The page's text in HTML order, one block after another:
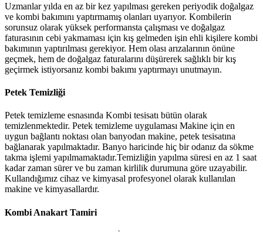
Uzmanlar yılda en az bir kez yapılması gereken periyodik doğalgaz
ve kombi bakımını yaptırmamış olanları uyarıyor. Kombilerin
sorunsuz olarak yüksek performansta çalışması ve doğalgaz
faturasının cebi yakmaması için kış gelmeden işin ehli kişilere kombi
bakımının yaptırılması gerekiyor. Hem olası arızalarının önüne
geçmek, hem de doğalgaz faturalarını düşürerek sağlıklı bir kış
geçirmek istiyorsanız kombi bakımı yaptırmayı unutmayın.
Petek Temizliği
Petek temizleme esnasında Kombi tesisatı bütün olarak
temizlenmektedir. Petek temizleme uygulaması Makine için en
uygun bağlantı noktası olan banyodan makine, petek tesisatına
bağlanarak yapılmaktadır. Banyo haricinde hiç bir odanız da sökme
takma işlemi yapılmamaktadır.Temizliğin yapılma süresi en az 1 saat
kadar zaman sürer ve bu zaman kirlilik durumuna göre uzayabilir.
Kullandığımız cihaz ve kimyasal profesyonel olarak kullanılan
makine ve kimyasallardır.
Kombi Anakart Tamiri